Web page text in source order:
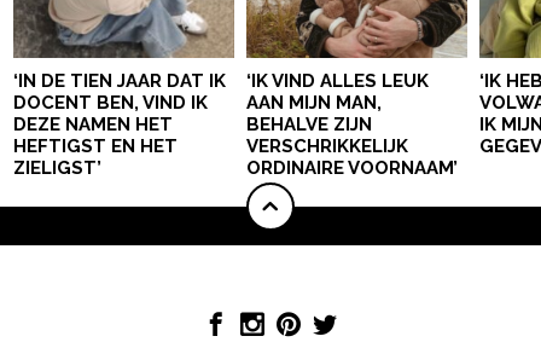
‘IN DE TIEN JAAR DAT IK
DOCENT BEN, VIND IK
DEZE NAMEN HET
HEFTIGST EN HET
ZIELIGST’
‘IK VIND ALLES LEUK
AAN MIJN MAN,
BEHALVE ZIJN
VERSCHRIKKELIJK
ORDINAIRE VOORNAAM’
‘IK
IK